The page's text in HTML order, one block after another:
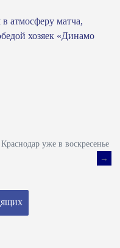
атмосферу матча,
хозяек «Динамо
уже в воскресенье
→